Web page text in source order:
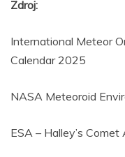
Zdroj:
International Meteor
Calendar 2025
NASA Meteoroid
ESA – Halley’s Comet